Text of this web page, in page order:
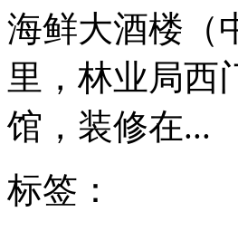
海鲜大酒楼（
里，林业局西
馆，装修在...
标签：